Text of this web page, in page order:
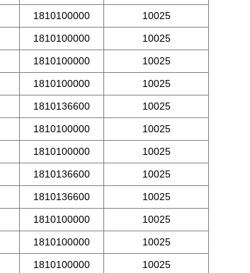
1810100000
10025
1810100000
10025
1810100000
10025
1810100000
10025
1810136600
10025
1810100000
10025
1810100000
10025
1810136600
10025
1810136600
10025
1810100000
10025
1810100000
10025
1810100000
10025